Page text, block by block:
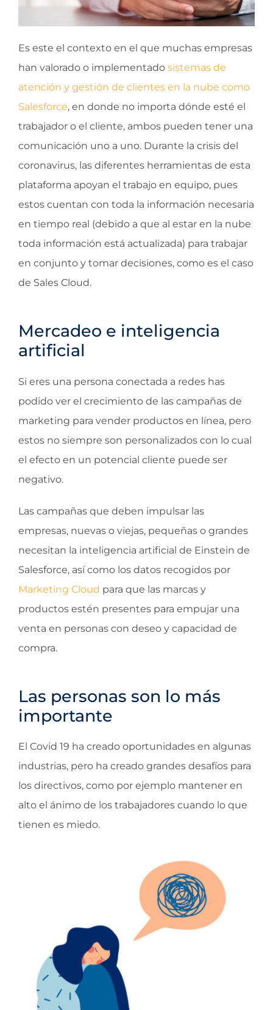
Es este el contexto en el que muchas empresas
han valorado o implementado sistemas de
atención y gestión de clientes en la nube como
Salesforce, en donde no importa dónde esté el
trabajador o el cliente, ambos pueden tener una
comunicación uno a uno. Durante la crisis del
coronavirus, las diferentes herramientas de esta
plataforma apoyan el trabajo en equipo, pues
estos cuentan con toda la información necesaria
en tiempo real (debido a que al estar en la nube
toda información está actualizada) para trabajar
en conjunto y tomar decisiones, como es el caso
de Sales Cloud.
Mercadeo e inteligencia
artificial
Si eres una persona conectada a redes has
podido ver el crecimiento de las campañas de
marketing para vender productos en línea, pero
estos no siempre son personalizados con lo cual
el efecto en un potencial cliente puede ser
negativo.
Las campañas que deben impulsar las
empresas, nuevas o viejas, pequeñas o grandes
necesitan la inteligencia artificial de Einstein de
Salesforce, así como los datos recogidos por
Marketing Cloud para que las marcas y
productos estén presentes para empujar una
venta en personas con deseo y capacidad de
compra.
Las personas son lo más
importante
El Covid 19 ha creado oportunidades en algunas
industrias, pero ha creado grandes desafíos para
los directivos, como por ejemplo mantener en
alto el ánimo de los trabajadores cuando lo que
tienen es miedo.